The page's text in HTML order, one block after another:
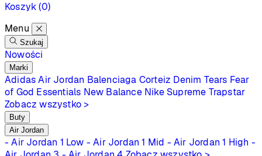
Koszyk(0)
Menu
Szukaj
Nowości
Marki
Adidas Air Jordan Balenciaga Corteiz Denim Tears Fear
of God Essentials New Balance Nike Supreme Trapstar
Zobacz wszystko >
Buty
Air Jordan
- Air Jordan 1 Low - Air Jordan 1 Mid - Air Jordan 1 High -